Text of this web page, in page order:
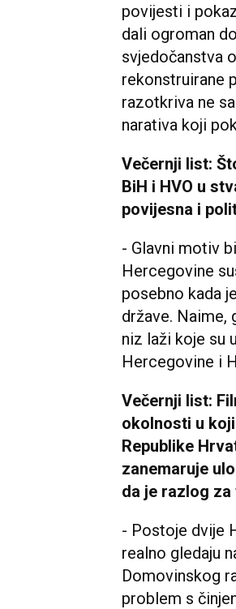
povijesti i
dali ogroman
svjedočanstva
rekonstruirane
razotkriva ne
narativa koji
Večernji list:
BiH i HVO u
povijesna i
- Glavni motiv
Hercegovine
posebno kada
države. Naime,
niz laži koje su
Hercegovine i
Večernji list:
okolnosti u
Republike
zanemaruje
da je razlog
- Postoje dvije
realno gledaju
Domovinskog
problem s